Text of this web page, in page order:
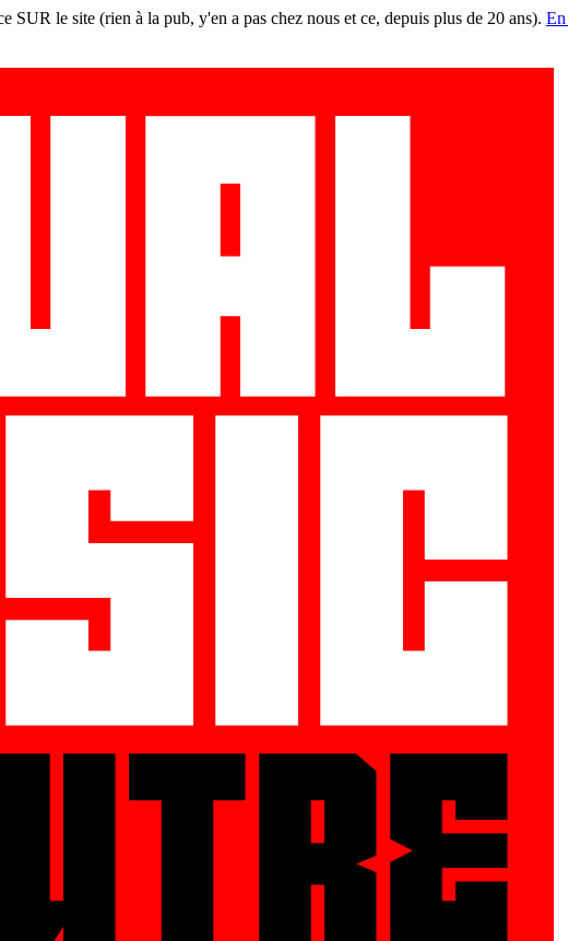
le site (rien à la pub, y'en a pas chez nous et ce, depuis plus de 20 ans).